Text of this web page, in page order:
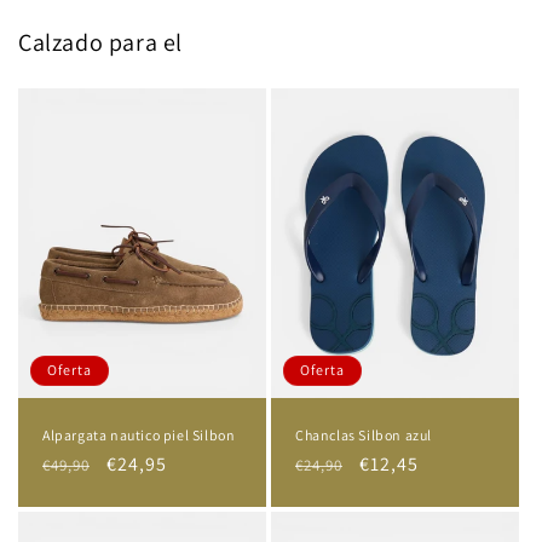
Calzado para el
Oferta
Alpargata nautico piel Silbon
Precio
€49,90
Precio
€24,95
Oferta
Chanclas Silbon azul
Precio
€24,90
Precio
€12,45